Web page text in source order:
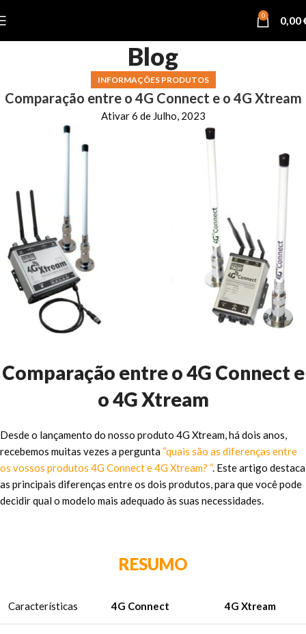
0 0,00
Blog
INFORMAÇÕES PRODUTOS
Comparação entre o 4G Connect e o 4G Xtream
Ativar 6 de Julho, 2023
Comparação entre o 4G Connect e
o 4G Xtream
Desde o lançamento do nosso produto 4G Xtream, há dois anos,
recebemos muitas vezes a pergunta “quais são as diferenças entre
os vossos produtos 4G Connect e 4G Xtream? “. Este artigo destaca
as principais diferenças entre os dois produtos, para que você pode
decidir qual o modelo mais adequado às suas necessidades.
RESUMO
Características 4G Connect 4G Xtream